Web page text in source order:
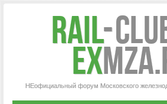
Rail-
ex
НЕофициальный форум Московского